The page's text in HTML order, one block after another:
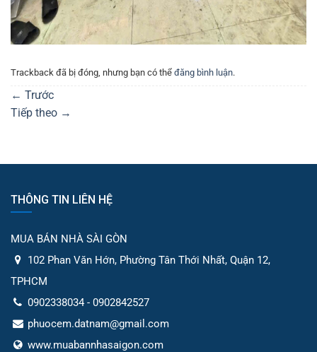
Trackback đã bị đóng, nhưng bạn có thể đăng bình luận.
← Trước
Tiếp theo →
THÔNG TIN LIÊN HỆ
MUA BÁN NHÀ SÀI GÒN
102 Phan Văn Hớn, Phường Tân Thới Nhất, Quận 12,
TPHCM
0902338034 - 0902842527
phuocem.datnam@gmail.com
www.muabannhasaigon.com